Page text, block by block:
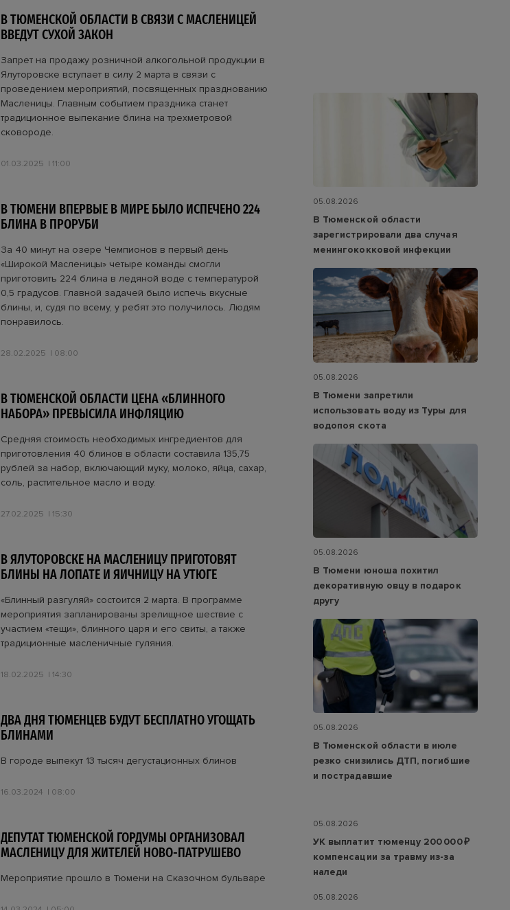
В ТЮМЕНСКОЙ ОБЛАСТИ В СВЯЗИ С МАСЛЕНИЦЕЙ
ВВЕДУТ СУХОЙ ЗАКОН
Запрет на продажу розничной алкогольной продукции в
Ялуторовске вступает в силу 2 марта в связи с
проведением мероприятий, посвященных празднованию
Масленицы. Главным событием праздника станет
традиционное выпекание блина на трехметровой
сковороде.
01.03.2025 11:00
В ТЮМЕНИ ВПЕРВЫЕ В МИРЕ БЫЛО ИСПЕЧЕНО 224
БЛИНА В ПРОРУБИ
За 40 минут на озере Чемпионов в первый день
«Широкой Масленицы» четыре команды смогли
приготовить 224 блина в ледяной воде с температурой
0,5 градусов. Главной задачей было испечь вкусные
блины, и, судя по всему, у ребят это получилось. Людям
понравилось.
28.02.2025 08:00
В ТЮМЕНСКОЙ ОБЛАСТИ ЦЕНА «БЛИННОГО
НАБОРА» ПРЕВЫСИЛА ИНФЛЯЦИЮ
Средняя стоимость необходимых ингредиентов для
приготовления 40 блинов в области составила 135,75
рублей за набор, включающий муку, молоко, яйца, сахар,
соль, растительное масло и воду.
27.02.2025 15:30
В ЯЛУТОРОВСКЕ НА МАСЛЕНИЦУ ПРИГОТОВЯТ
БЛИНЫ НА ЛОПАТЕ И ЯИЧНИЦУ НА УТЮГЕ
«Блинный разгуляй» состоится 2 марта. В программе
мероприятия запланированы зрелищное шествие с
участием «тещи», блинного царя и его свиты, а также
традиционные масленичные гуляния.
18.02.2025 14:30
ДВА ДНЯ ТЮМЕНЦЕВ БУДУТ БЕСПЛАТНО УГОЩАТЬ
БЛИНАМИ
В городе выпекут 13 тысяч дегустационных блинов
16.03.2024 08:00
ДЕПУТАТ ТЮМЕНСКОЙ ГОРДУМЫ ОРГАНИЗОВАЛ
МАСЛЕНИЦУ ДЛЯ ЖИТЕЛЕЙ НОВО-ПАТРУШЕВО
Мероприятие прошло в Тюмени на Сказочном бульваре
05.08.2026
В Тюменской области
зарегистрировали два случая
менингококковой инфекции
05.08.2026
В Тюмени запретили
использовать воду из Туры для
водопоя скота
05.08.2026
В Тюмени юноша похитил
декоративную овцу в подарок
другу
05.08.2026
В Тюменской области в июле
резко снизились ДТП, погибшие
и пострадавшие
05.08.2026
УК выплатит тюменцу 200 000 ₽
компенсации за травму из-за
наледи
05.08.2026